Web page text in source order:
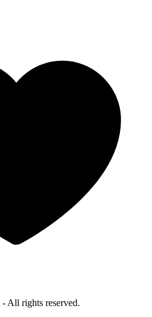
- All rights reserved.